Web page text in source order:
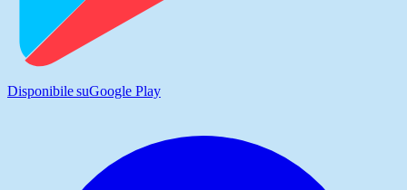
Disponibile suGoogle Play